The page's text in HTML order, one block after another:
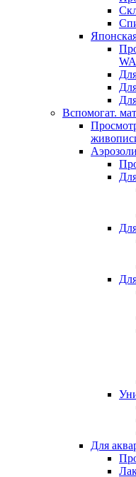
Вспомогат.
Аэрозоли
Для